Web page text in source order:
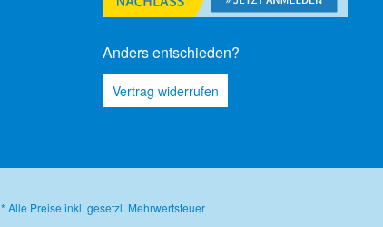
Anders entschieden?
Vertrag widerrufen
* Alle Preise inkl. gesetzl. Mehrwertsteuer